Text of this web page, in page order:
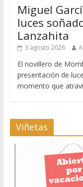
Miguel
luces
Lanzahita
3 agosto 2026
El novillero de
presentación de
momento que
Viñetas